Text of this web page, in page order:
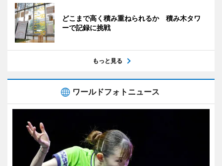
どこまで高く積み重ねられるか 積み木タワ
ーで記録に挑戦
もっと見る
ワールドフォトニュース